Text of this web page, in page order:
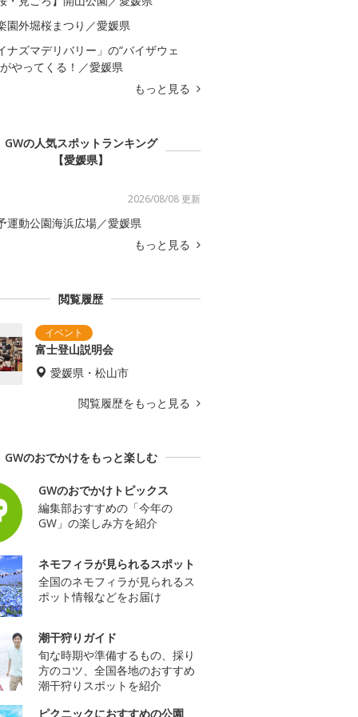
園外堀桜まつり／愛媛県
ナズマデリバリー」の“バイザウェ
やってくる！／愛媛県
もっと見る
GWの人気スポットランキング
【愛媛県】
2026/08/08 更新
運動公園海浜広場／愛媛県
もっと見る
閲覧履歴
富士登山説明会
愛媛県・松山市
閲覧履歴をもっと見る
GWのおでかけをもっと楽しむ
GWのおでかけトピックス
編集部おすすめの「今年の
GW」の楽しみ方を紹介
ネモフィラが見られるスポット
全国のネモフィラが見られるス
ポット情報などをお届け
潮干狩りガイド
旬な時期や準備するもの、採り
方のコツ、全国各地のおすすめ
潮干狩りスポットを紹介
ピクニックにおすすめの公園